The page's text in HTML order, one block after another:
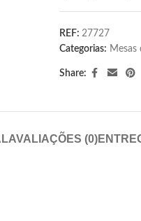
REF: 27727
Categorias: Mesas
Share:
AVALIAÇÕES (0)